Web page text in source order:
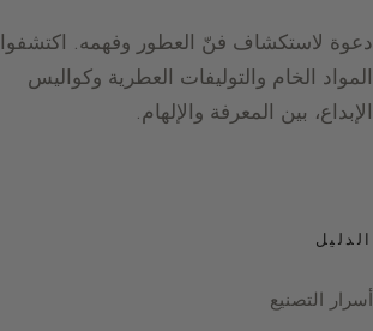
دعوة لاستكشاف فنّ العطور وفهمه. اكتشفوا
المواد الخام والتوليفات العطرية وكواليس
الإبداع، بين المعرفة والإلهام.
الدليل
أسرار التصنيع